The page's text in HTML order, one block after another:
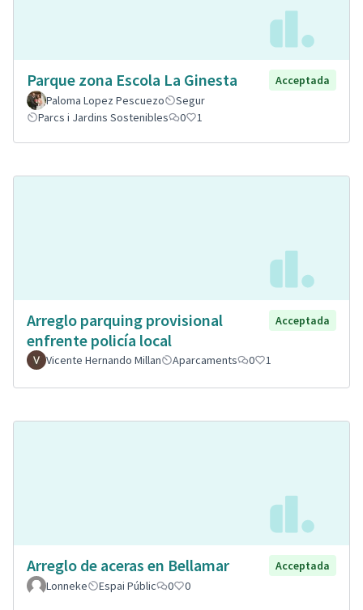
Parque zona Escola La Ginesta
Acceptada
Paloma Lopez Pescuezo
Segur
Parcs i Jardins Sostenibles
0 1
Arreglo parquing provisional
enfrente policía local
Acceptada
Vicente Hernando Millan Aparcaments 0 1
Arreglo de aceras en Bellamar
Acceptada
Lonneke
Espai Públic 0 0